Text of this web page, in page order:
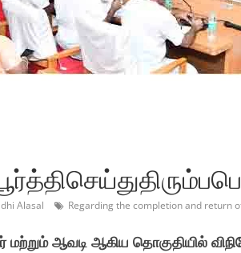
Alasal Regarding the completion and return
மற்றும் ஆவடி ஆகிய தொகுதியில்